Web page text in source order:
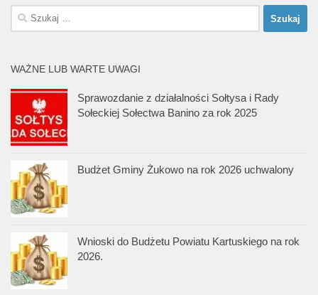
Szukaj:
WAŻNE LUB WARTE UWAGI
Sprawozdanie z działalności Sołtysa i Rady
Sołeckiej Sołectwa Banino za rok 2025
Budżet Gminy Żukowo na rok 2026 uchwalony
Wnioski do Budżetu Powiatu Kartuskiego na rok
2026.